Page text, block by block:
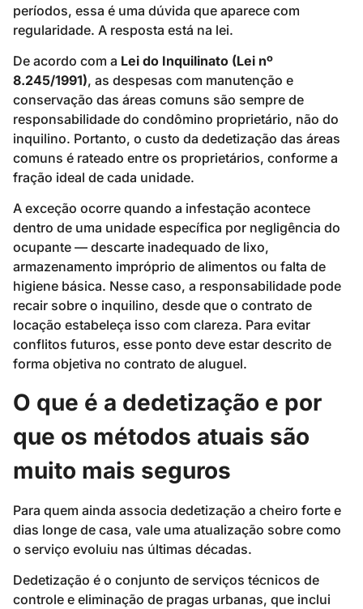
períodos, essa é uma dúvida que aparece com
regularidade. A resposta está na lei.
De acordo com a Lei do Inquilinato (Lei nº
8.245/1991), as despesas com manutenção e
conservação das áreas comuns são sempre de
responsabilidade do condômino proprietário, não do
inquilino. Portanto, o custo da dedetização das áreas
comuns é rateado entre os proprietários, conforme a
fração ideal de cada unidade.
A exceção ocorre quando a infestação acontece
dentro de uma unidade específica por negligência do
ocupante — descarte inadequado de lixo,
armazenamento impróprio de alimentos ou falta de
higiene básica. Nesse caso, a responsabilidade pode
recair sobre o inquilino, desde que o contrato de
locação estabeleça isso com clareza. Para evitar
conflitos futuros, esse ponto deve estar descrito de
forma objetiva no contrato de aluguel.
O que é a dedetização e por
que os métodos atuais são
muito mais seguros
Para quem ainda associa dedetização a cheiro forte e
dias longe de casa, vale uma atualização sobre como
o serviço evoluiu nas últimas décadas.
Dedetização é o conjunto de serviços técnicos de
controle e eliminação de pragas urbanas, que inclui